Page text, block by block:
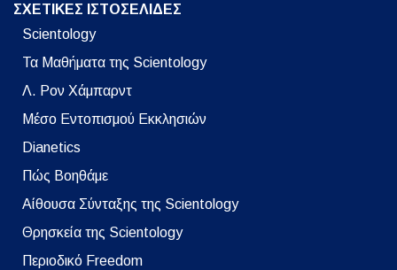
ΣΧΕΤΙΚΕΣ ΙΣΤΟΣΕΛΙΔΕΣ
Scientology
Τα Μαθήματα της Scientology
Λ. Ρον Χάμπαρντ
Μέσο Εντοπισμού Εκκλησιών
Dianetics
Πώς Βοηθάμε
Αίθουσα Σύνταξης της Scientology
Θρησκεία της Scientology
Περιοδικό Freedom